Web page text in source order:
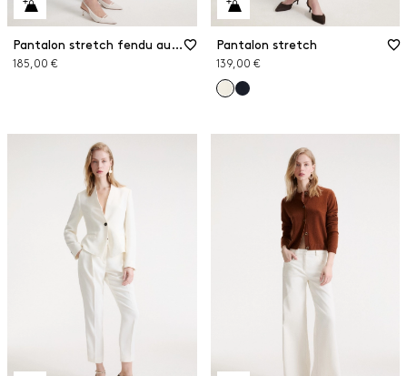
Pantalon stretch fendu aux chevilles
185,00 €
Pantalon stretch
139,00 €